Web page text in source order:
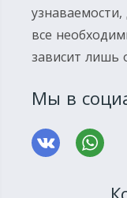
узнаваемости,
все
зависит лишь
Мы в